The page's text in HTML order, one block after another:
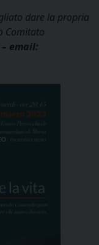
dare la propria
Comitato
email: